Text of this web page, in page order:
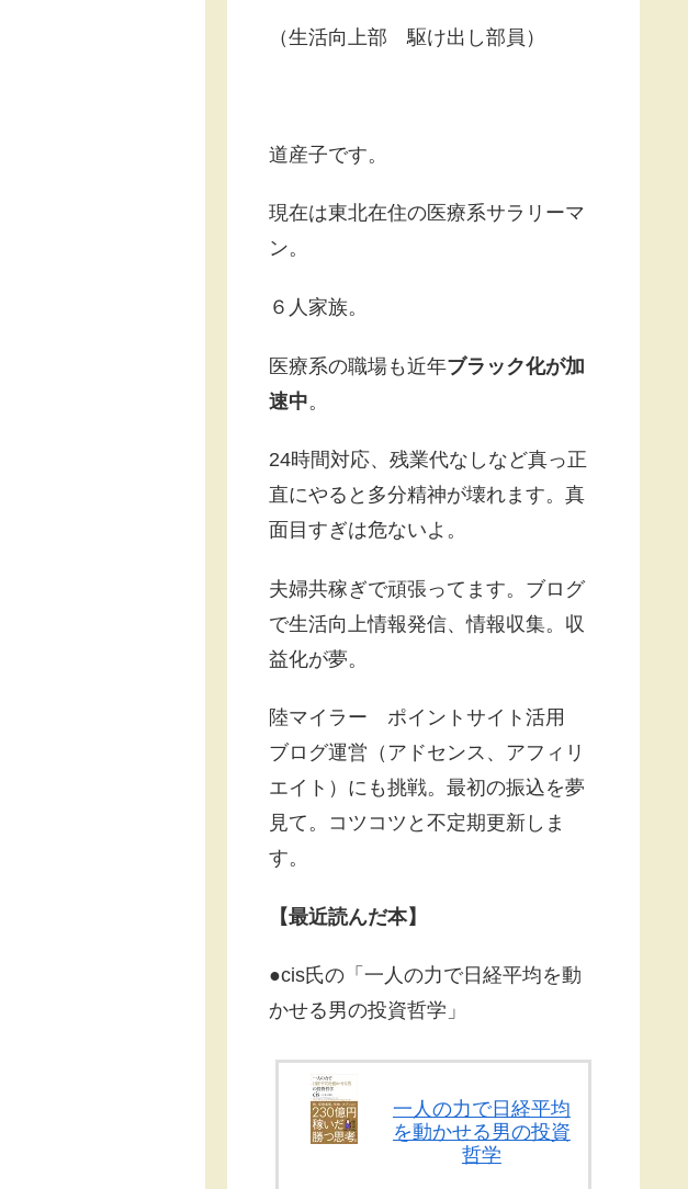
（生活向上部 駆け出し部員）
道産子です。
現在は東北在住の医療系サラリーマ
ン。
６人家族。
医療系の職場も近年ブラック化が加
速中。
24時間対応、残業代なしなど真っ正
直にやると多分精神が壊れます。真
面目すぎは危ないよ。
夫婦共稼ぎで頑張ってます。ブログ
で生活向上情報発信、情報収集。収
益化が夢。
陸マイラー ポイントサイト活用
ブログ運営（アドセンス、アフィリ
エイト）にも挑戦。最初の振込を夢
見て。コツコツと不定期更新しま
す。
【最近読んだ本】
●cis氏の「一人の力で日経平均を動
かせる男の投資哲学」
一人の力で日経平均
を動かせる男の投資
哲学